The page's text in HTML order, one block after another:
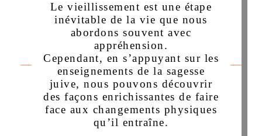
Le vieillissement est une étape
inévitable de la vie que nous
abordons souvent avec
appréhension.
Cependant, en s’appuyant sur les
enseignements de la sagesse
juive, nous pouvons découvrir
des façons enrichissantes de faire
face aux changements physiques
qu’il entraîne.